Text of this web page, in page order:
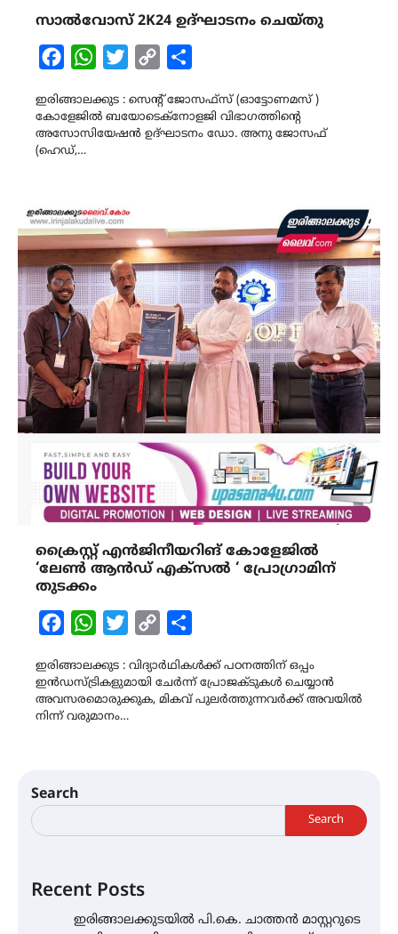
സാൽവോസ് 2K24 ഉദ്ഘാടനം ചെയ്തു
FacebookWhatsAppTwitterCopy
ഇരിങ്ങാലക്കുട : സെൻ്റ് ജോസഫ്സ് (ഓട്ടോണമസ് )
കോളേജിൽ ബയോടെക്നോളജി വിഭാഗത്തിൻ്റെ
അസോസിയേഷൻ ഉദ്ഘാടനം ഡോ. അനു ജോസഫ്
(ഹെഡ്,…
ക്രൈസ്റ്റ് എൻജിനീയറിങ് കോളേജിൽ
‘ലേൺ ആൻഡ് എക്സൽ ‘ പ്രോഗ്രാമിന്
തുടക്കം
FacebookWhatsAppTwitterCopy
ഇരിങ്ങാലക്കുട : വിദ്യാർഥികൾക്ക് പഠനത്തിന് ഒപ്പം
ഇൻഡസ്ട്രികളുമായി ചേർന്ന് പ്രോജക്ടുകൾ ചെയ്യാൻ
അവസരമൊരുക്കുക, മികവ് പുലർത്തുന്നവർക്ക് അവയിൽ
നിന്ന് വരുമാനം…
Search
Search
Recent Posts
ഇരിങ്ങാലക്കുടയിൽ പി.കെ. ചാത്തൻ മാസ്റ്ററുടെ